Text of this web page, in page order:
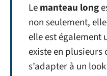
Lemanteau long
non seulement,
elle est également
existe en
s’adapter à un